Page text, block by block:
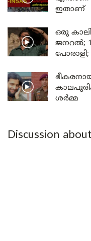
ഇതാണ്
ഒരു
ജനറൽ;
ശർമ്മ
Discussion